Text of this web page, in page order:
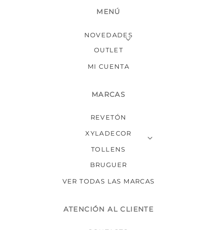
MENÚ
NOVEDADES
OUTLET
MI CUENTA
MARCAS
REVETÓN
XYLADECOR
TOLLENS
BRUGUER
VER TODAS LAS MARCAS
ATENCIÓN AL CLIENTE